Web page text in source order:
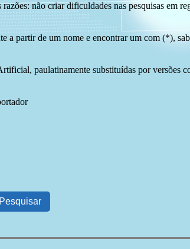
não criar dificuldades nas pesquisas em
a partir de um nome e encontrar um com (*),
paulatinamente substituídas por versões